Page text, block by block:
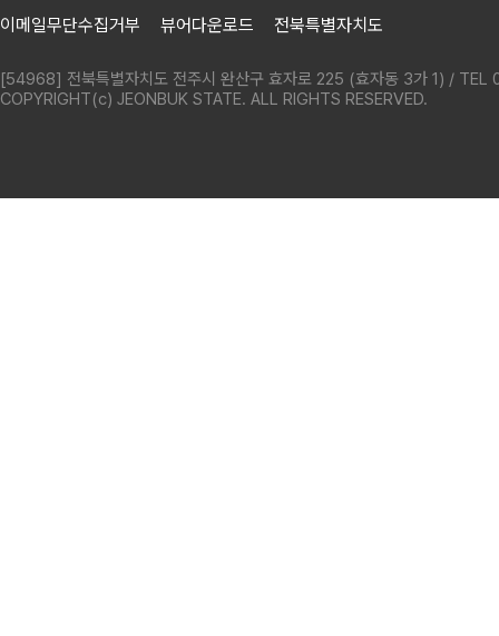
이메일무단수집거부 뷰어다운로드 전북특별자치도
[54968] 전북특별자치도 전주시 완산구 효자로 225 (효자동 3가 1) /
COPYRIGHT(c) JEONBUK STATE. ALL RIGHTS RESERVED.